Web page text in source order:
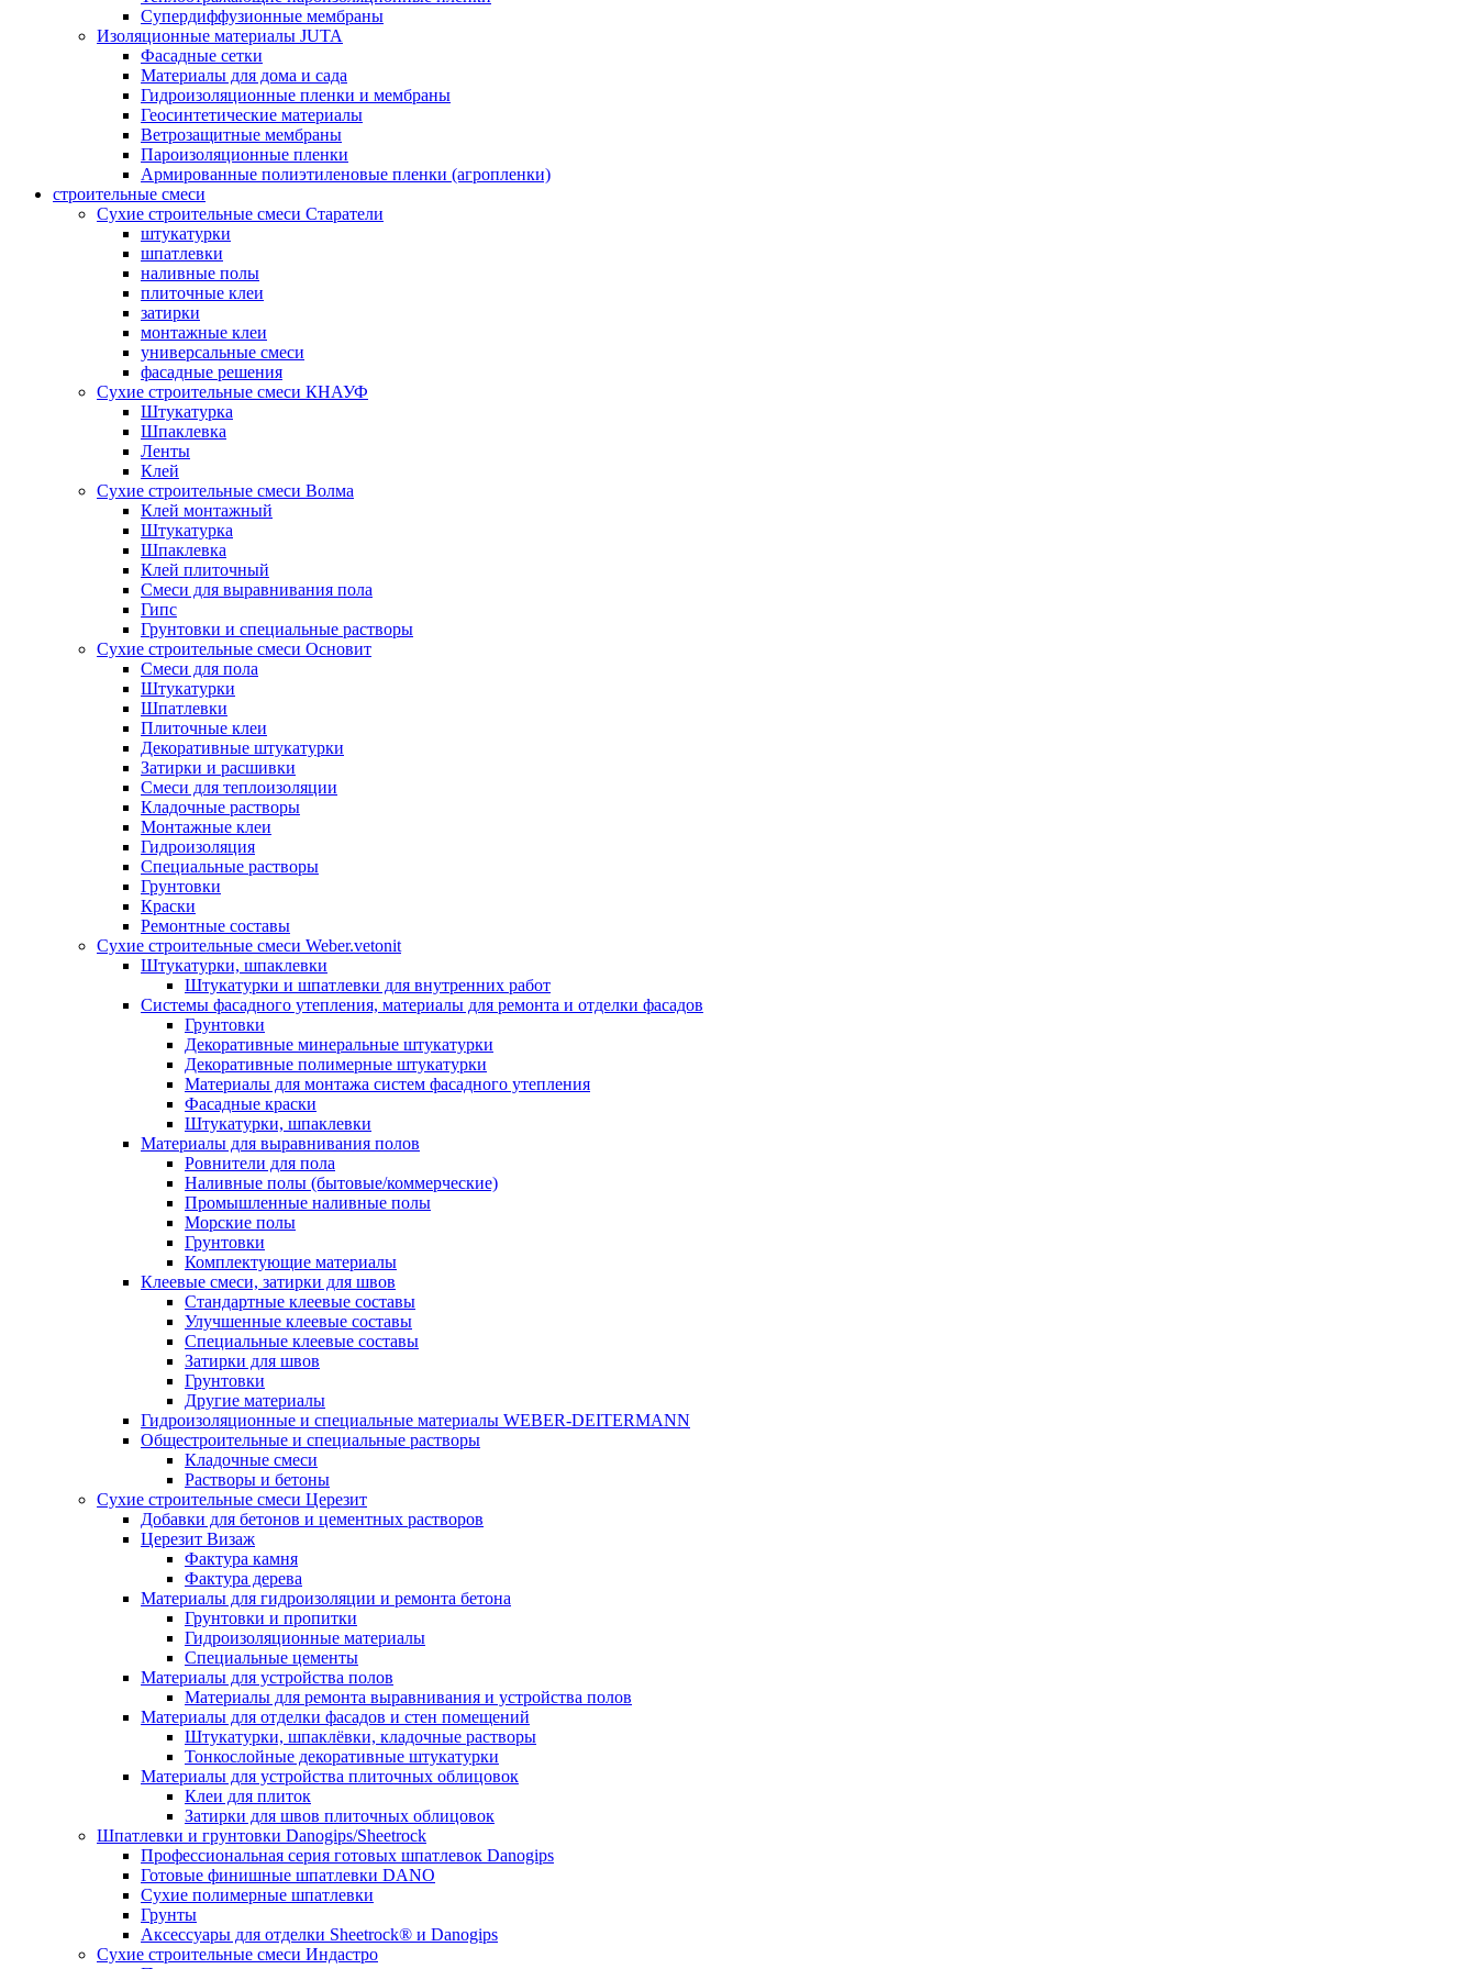
Супердиффузионные мембраны
Изоляционные материалы JUTA
Фасадные сетки
Материалы для дома и сада
Гидроизоляционные пленки и мембраны
Геосинтетические материалы
Ветрозащитные мембраны
Пароизоляционные пленки
Армированные полиэтиленовые пленки (агропленки)
строительные смеси
Сухие строительные смеси Старатели
штукатурки
шпатлевки
наливные полы
плиточные клеи
затирки
монтажные клеи
универсальные смеси
фасадные решения
Сухие строительные смеси КНАУФ
Штукатурка
Шпаклевка
Ленты
Клей
Сухие строительные смеси Волма
Клей монтажный
Штукатурка
Шпаклевка
Клей плиточный
Смеси для выравнивания пола
Гипс
Грунтовки и специальные растворы
Сухие строительные смеси Основит
Смеси для пола
Штукатурки
Шпатлевки
Плиточные клеи
Декоративные штукатурки
Затирки и расшивки
Смеси для теплоизоляции
Кладочные растворы
Монтажные клеи
Гидроизоляция
Специальные растворы
Грунтовки
Краски
Ремонтные составы
Сухие строительные смеси Weber.vetonit
Штукатурки, шпаклевки
Штукатурки и шпатлевки для внутренних работ
Системы фасадного утепления, материалы для ремонта и отделки фасадов
Грунтовки
Декоративные минеральные штукатурки
Декоративные полимерные штукатурки
Материалы для монтажа систем фасадного утепления
Фасадные краски
Штукатурки, шпаклевки
Материалы для выравнивания полов
Ровнители для пола
Наливные полы (бытовые/коммерческие)
Промышленные наливные полы
Морские полы
Грунтовки
Комплектующие материалы
Клеевые смеси, затирки для швов
Стандартные клеевые составы
Улучшенные клеевые составы
Специальные клеевые составы
Затирки для швов
Грунтовки
Другие материалы
Гидроизоляционные и специальные материалы WEBER-DEITERMANN
Общестроительные и специальные растворы
Кладочные смеси
Растворы и бетоны
Сухие строительные смеси Церезит
Добавки для бетонов и цементных растворов
Церезит Визаж
Фактура камня
Фактура дерева
Материалы для гидроизоляции и ремонта бетона
Грунтовки и пропитки
Гидроизоляционные материалы
Специальные цементы
Материалы для устройства полов
Материалы для ремонта выравнивания и устройства полов
Материалы для отделки фасадов и стен помещений
Штукатурки, шпаклёвки, кладочные растворы
Тонкослойные декоративные штукатурки
Материалы для устройства плиточных облицовок
Клеи для плиток
Затирки для швов плиточных облицовок
Шпатлевки и грунтовки Danogips/Sheetrock
Профессиональная серия готовых шпатлевок Danogips
Готовые финишные шпатлевки DANO
Сухие полимерные шпатлевки
Грунты
Аксессуары для отделки Sheetrock® и Danogips
Сухие строительные смеси Индастро